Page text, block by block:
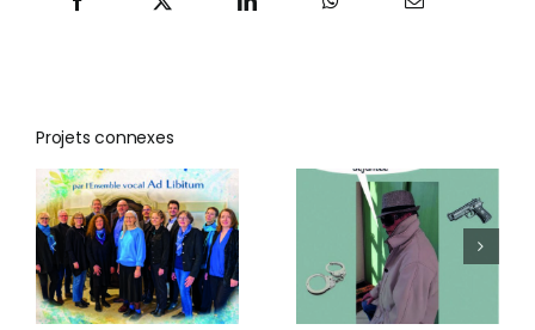
Projets connexes
La
propriété
c’est le vol
Chers
parents